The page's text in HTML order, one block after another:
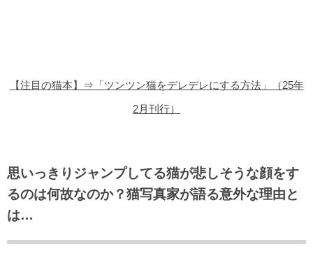
【注目の猫本】⇒「ツンツン猫をデレデレにする方法」（25年
2月刊行）
思いっきりジャンプしてる猫が悲しそうな顔をす
るのは何故なのか？猫写真家が語る意外な理由と
は…
猫のゲーム・アプリ
猫のフリー写真素材